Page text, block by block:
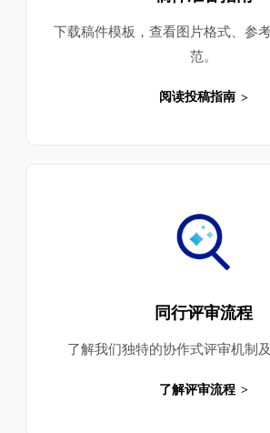
下载稿件模板，查看图片格式、参
范。
阅读投稿指南
同行评审流程
了解我们独特的协作式评审机制
了解评审流程